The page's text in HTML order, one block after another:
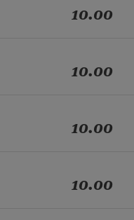
10.00
10.00
10.00
10.00